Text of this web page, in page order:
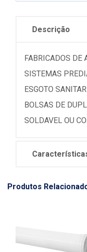
Descrição
FABRICADOS DE
SISTEMAS
ESGOTO
BOLSAS DE
SOLDAVEL OU
Produtos